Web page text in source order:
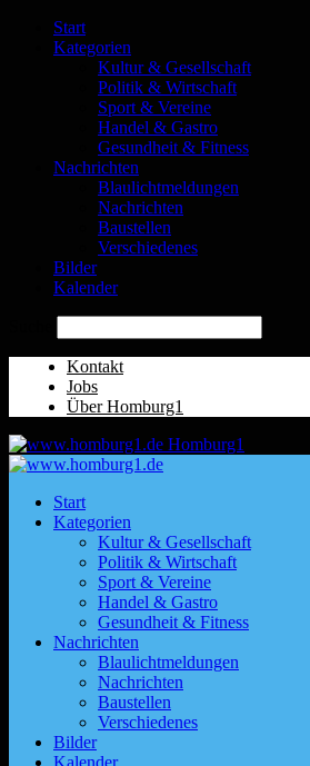
Start
Kategorien
Kultur & Gesellschaft
Politik & Wirtschaft
Sport & Vereine
Handel & Gastro
Gesundheit & Fitness
Nachrichten
Blaulichtmeldungen
Nachrichten
Baustellen
Verschiedenes
Bilder
Kalender
Kontakt
Jobs
Über Homburg1
Homburg1
Start
Kategorien
Kultur & Gesellschaft
Politik & Wirtschaft
Sport & Vereine
Handel & Gastro
Gesundheit & Fitness
Nachrichten
Blaulichtmeldungen
Nachrichten
Baustellen
Verschiedenes
Bilder
Kalender